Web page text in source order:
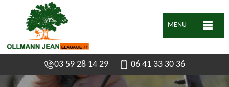
MENU
03 59 28 14 29 06 41 33 30 36